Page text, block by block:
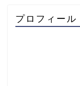
プロフィール